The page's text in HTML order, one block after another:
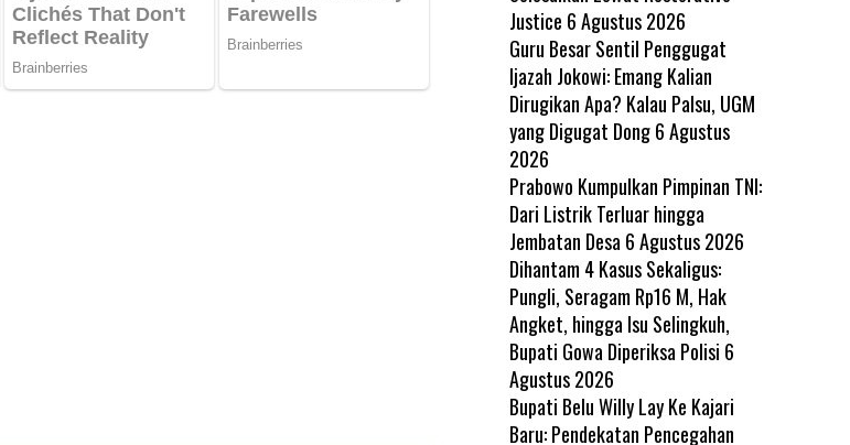
Justice 6 Agustus 2026
Guru Besar Sentil Penggugat
Ijazah Jokowi: Emang Kalian
Dirugikan Apa? Kalau Palsu, UGM
yang Digugat Dong 6 Agustus
2026
Prabowo Kumpulkan Pimpinan TNI:
Dari Listrik Terluar hingga
Jembatan Desa 6 Agustus 2026
Dihantam 4 Kasus Sekaligus:
Pungli, Seragam Rp16 M, Hak
Angket, hingga Isu Selingkuh,
Bupati Gowa Diperiksa Polisi 6
Agustus 2026
Bupati Belu Willy Lay Ke Kajari
Baru: Pendekatan Pencegahan